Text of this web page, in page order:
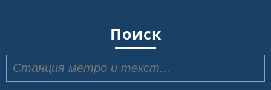
Поиск